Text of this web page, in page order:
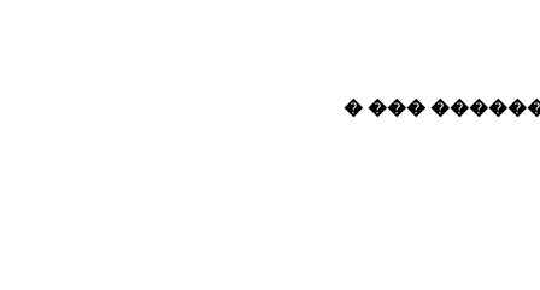
� ���